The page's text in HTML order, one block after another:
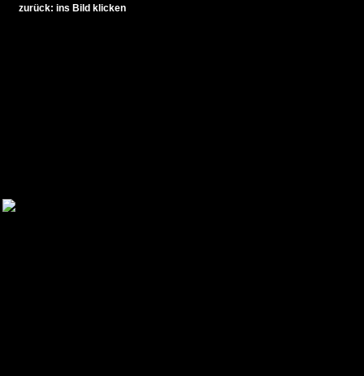
zurück: ins Bild klicken